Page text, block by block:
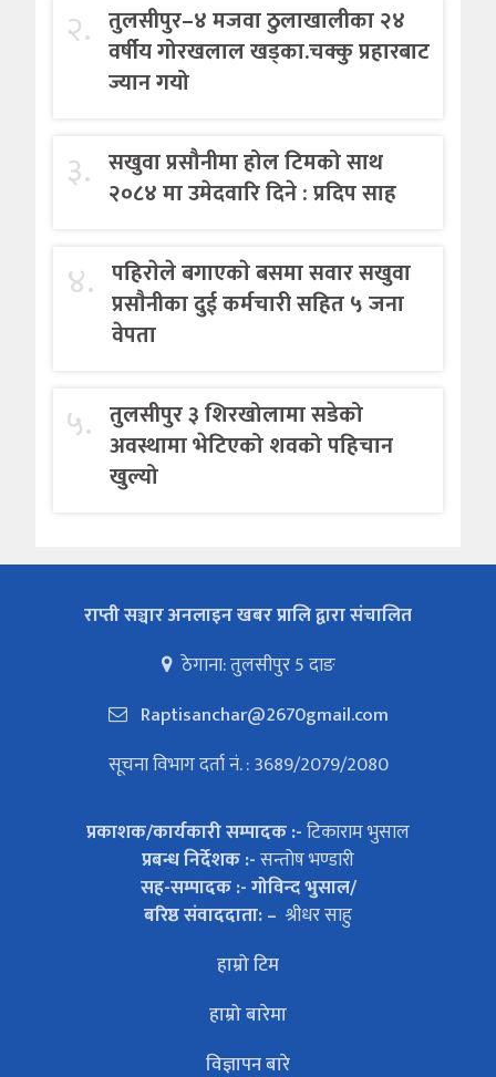
२. तुलसीपुर–४ मजवा ठुलाखालीका २४
वर्षीय गोरखलाल खड्का.चक्कु प्रहारबाट
ज्यान गयो
३. सखुवा प्रसौनीमा होल टिमको साथ
२०८४ मा उमेदवारि दिने : प्रदिप साह
४. पहिराेले बगाएकाे बसमा सवार सखुवा
प्रसाैनीका दुई कर्मचारी सहित ५ जना
वेपता
५. तुलसीपुर ३ शिरखोलामा सडेको
अवस्थामा भेटिएको शवको पहिचान
खुल्यो
राप्ती सञ्चार अनलाइन खबर प्रालि द्वारा संचालित
ठेगाना: तुलसीपुर 5 दाङ
Raptisanchar@2670gmail.com
सूचना विभाग दर्ता नं. : 3689/2079/2080
प्रकाशक/कार्यकारी सम्पादक :-टिकाराम भुसाल
प्रबन्ध निर्देशक :-सन्तोष भण्डारी
सह-सम्पादक :- गोविन्द भुसाल/
बरिष्ठ संवाददाता: – श्रीधर साहु
हाम्रो टिम
हाम्रो बारेमा
विज्ञापन बारे